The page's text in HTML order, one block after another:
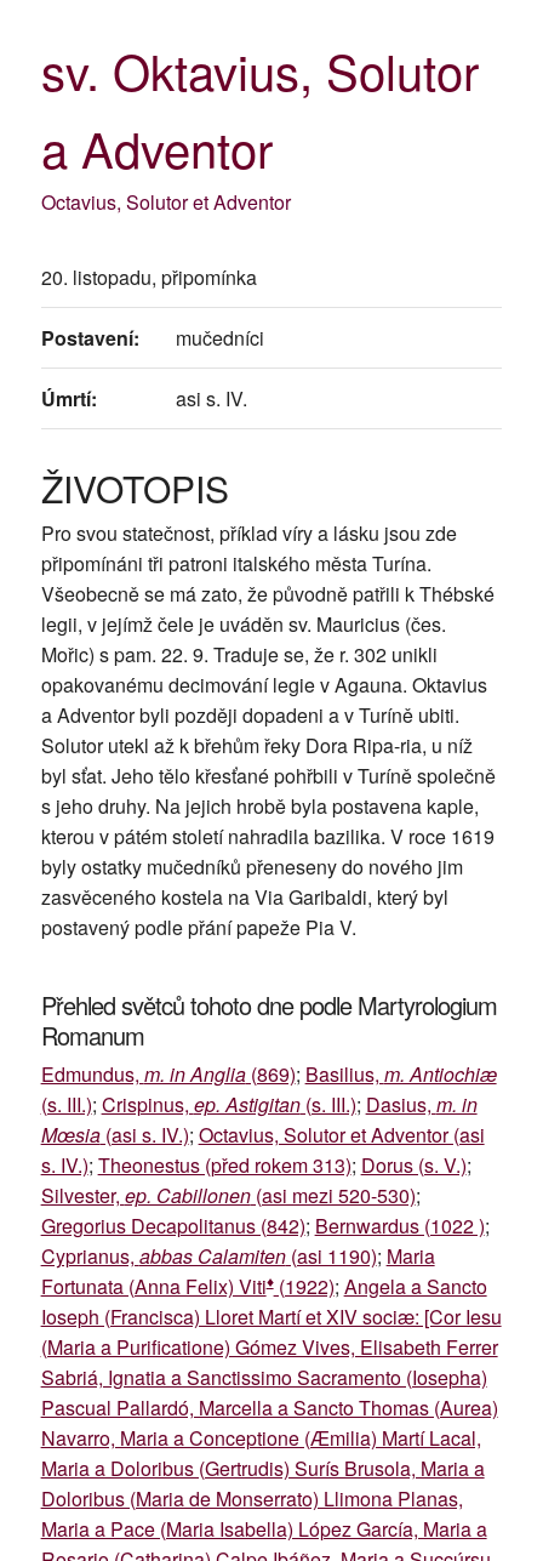
sv. Oktavius, Solutor
a Adventor
Octavius, Solutor et Adventor
20. listopadu, připomínka
Postavení: mučedníci
Úmrtí: asi s. IV.
ŽIVOTOPIS
Pro svou statečnost, příklad víry a lásku jsou zde
připomínáni tři patroni italského města Turína.
Všeobecně se má zato, že původně patřili k Thébské
legii, v jejímž čele je uváděn sv. Mauricius (čes.
Mořic) s pam. 22. 9. Traduje se, že r. 302 unikli
opakovanému decimování legie v Agauna. Oktavius
a Adventor byli později dopadeni a v Turíně ubiti.
Solutor utekl až k břehům řeky Dora Ripa-ria, u níž
byl sťat. Jeho tělo křesťané pohřbili v Turíně společně
s jeho druhy. Na jejich hrobě byla postavena kaple,
kterou v pátém století nahradila bazilika. V roce 1619
byly ostatky mučedníků přeneseny do nového jim
zasvěceného kostela na Via Garibaldi, který byl
postavený podle přání papeže Pia V.
Přehled světců tohoto dne podle Martyrologium
Romanum
Edmundus, m. in Anglia(869); Basilius, m. Antiochiæ
(s. III.); Crispinus, ep. Astigitan(s. III.); Dasius, m. in
Mœsia(asi s. IV.); Octavius, Solutor et Adventor (asi
s. IV.); Theonestus (před rokem 313); Dorus (s. V.);
Silvester, ep. Cabillonen(asi mezi 520-530);
Gregorius Decapolitanus (842); Bernwardus (1022 );
Cyprianus, abbas Calamiten(asi 1190); Maria
Fortunata (Anna Felix) Viti♦(1922); Angela a Sancto
Ioseph (Francisca) Lloret Martí et XIV sociæ: [Cor Iesu
(Maria a Purificatione) Gómez Vives, Elisabeth Ferrer
Sabriá, Ignatia a Sanctissimo Sacramento (Iosepha)
Pascual Pallardó, Marcella a Sancto Thomas (Aurea)
Navarro, Maria a Conceptione (Æmilia) Martí Lacal,
Maria a Doloribus (Gertrudis) Surís Brusola, Maria a
Doloribus (Maria de Monserrato) Llimona Planas,
Maria a Pace (Maria Isabella) López García, Maria a